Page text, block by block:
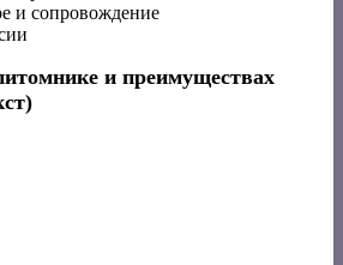
и сопровождение
и преимуществах